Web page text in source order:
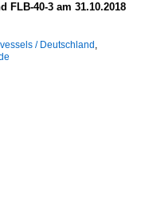
FLB-40-3 am 31.10.2018
/ Deutschland ,